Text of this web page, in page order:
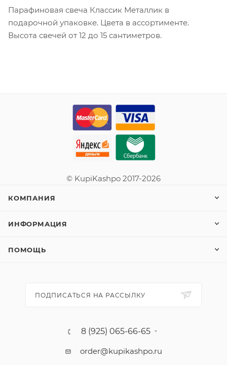
Парафиновая свеча Классик Металлик в
подарочной упаковке. Цвета в ассортименте.
Высота свечей от 12 до 15 сантиметров.
© KupiKashpo 2017-2026
КОМПАНИЯ
ИНФОРМАЦИЯ
ПОМОЩЬ
ПОДПИСАТЬСЯ НА РАССЫЛКУ
8 (925) 065-66-65
order@kupikashpo.ru